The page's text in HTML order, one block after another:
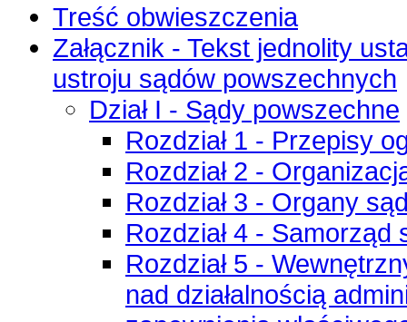
Treść obwieszczenia
Załącznik - Tekst jednolity
ustroju sądów powszechnych
Dział I - Sądy powszechne
Rozdział 1 - Przepisy
Rozdział 2 -
Rozdział 3 - Organy
Rozdział 4 - Samorząd
Rozdział 5 -
nad działalnością